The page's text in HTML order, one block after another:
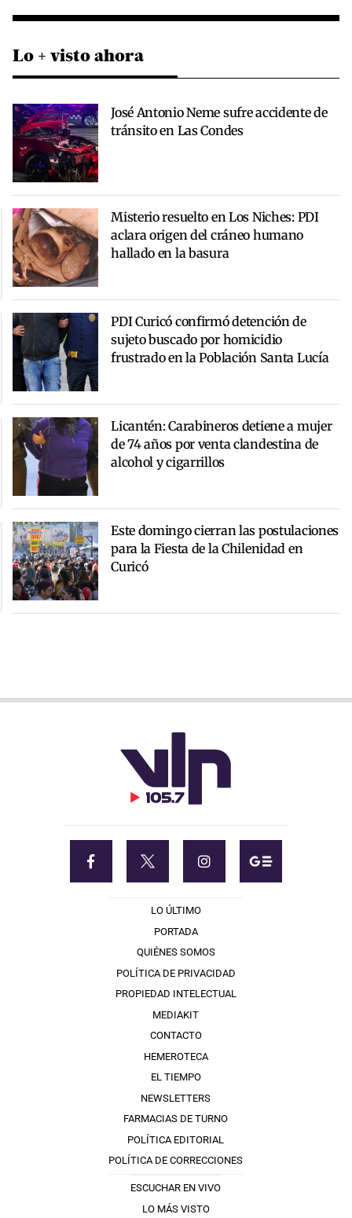
Lo + visto ahora
José Antonio Neme sufre accidente de
tránsito en Las Condes
Misterio resuelto en Los Niches: PDI
aclara origen del cráneo humano
hallado en la basura
PDI Curicó confirmó detención de
sujeto buscado por homicidio
frustrado en la Población Santa Lucía
Licantén: Carabineros detiene a mujer
de 74 años por venta clandestina de
alcohol y cigarrillos
Este domingo cierran las postulaciones
para la Fiesta de la Chilenidad en
Curicó
LO ÚLTIMO
PORTADA
QUIÉNES SOMOS
POLÍTICA DE PRIVACIDAD
PROPIEDAD INTELECTUAL
MEDIAKIT
CONTACTO
HEMEROTECA
EL TIEMPO
NEWSLETTERS
FARMACIAS DE TURNO
POLÍTICA EDITORIAL
POLÍTICA DE CORRECCIONES
ESCUCHAR EN VIVO
LO MÁS VISTO